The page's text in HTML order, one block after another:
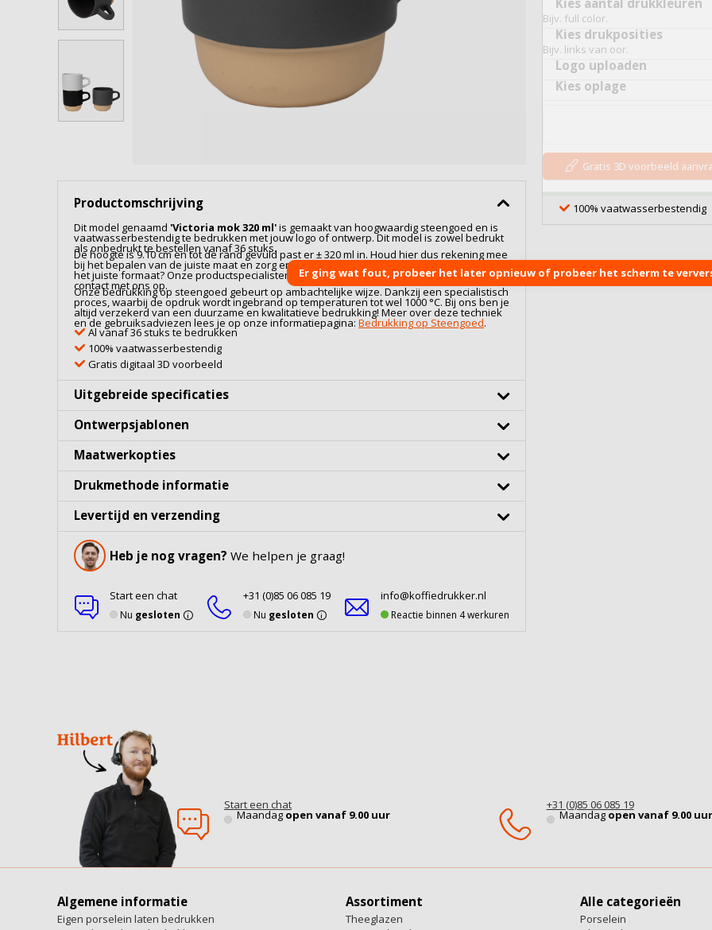
Snoep- & voorraadpotten
Bekijk alles
Productomschrijving
Dit model genaamd 'Victoria mok 320 ml'is gemaakt van hoogwaardig steengoed en is
vaatwasserbestendig te bedrukken met jouw logo of ontwerp. Dit model is zowel bedrukt
als onbedrukt te bestellen vanaf 36 stuks.
De hoogte is 9.10 cm en tot de rand gevuld past er ± 320 ml in. Houd hier dus rekening mee
bij het bepalen van de juiste maat en zorg ervoor dat je niet te klein bestelt. Twijfel je over
het juiste formaat? Onze productspecialisten denken graag met je mee. Neem gerust
contact met ons op.
Onze bedrukking op steengoed gebeurt op ambachtelijke wijze. Dankzij een specialistisch
proces, waarbij de opdruk wordt ingebrand op temperaturen tot wel 1000 °C. Bij ons ben je
altijd verzekerd van een duurzame en kwalitatieve bedrukking! Meer over deze techniek
en de gebruiksadviezen lees je op onze informatiepagina: Bedrukking op Steengoed.
Al vanaf 36 stuks te bedrukken
100% vaatwasserbestendig
Gratis digitaal 3D voorbeeld
Uitgebreide specificaties
Ontwerpsjablonen
Maatwerkopties
Drukmethode informatie
Levertijd en verzending
Heb je nog vragen? We helpen je graag!
Start een chat
Nu gesloten
+31 (0)85 06 085 19
Nu gesloten
info@koffiedrukker.nl
Reactie binnen 4 werkuren
Bijv. full color.
Kies drukposities
Bijv. links van oor.
Logo uploaden
Kies oplage
Gratis 3D voorbeeld
100% vaatwasserbestendig
Start een chat
Maandagopen vanaf 9.00 uur
+31 (0)85 06 085 19
Maandagopen vanaf 9.00 uur
Algemene informatie
Eigen porselein laten bedrukken
Assortiment
Theeglazen
Alle categorieën
Porselein
Er ging wat fout, probeer het later opnieuw of probeer het scherm te